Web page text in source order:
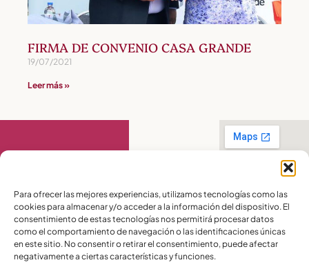
Para ofrecer las mejores experiencias, utilizamos tecnologías como las
cookies para almacenar y/o acceder a la información del dispositivo. El
consentimiento de estas tecnologías nos permitirá procesar datos
como el comportamiento de navegación o las identificaciones únicas
en este sitio. No consentir o retirar el consentimiento, puede afectar
negativamente a ciertas características y funciones.
FIRMA DE CONVENIO CASA GRANDE
19/07/2021
Leer más »
Contáctanos
PBX:(04) 372 5220
Celular:099 016
2715
Celular:098 580
2370